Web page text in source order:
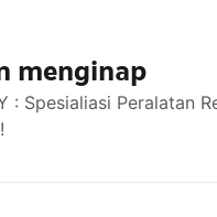
menginap
: Spesialiasi Peralatan